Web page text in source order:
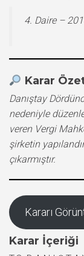
4. Daire –
Karar
Danıştay
nedeniyle
veren Vergi
şirketin
çıkarmıştır.
Kararı
Karar İçeriği